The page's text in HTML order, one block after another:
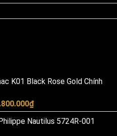
K01 Black Rose Gold Chính
₫Current
price
is:
Nautilus 5724R-001